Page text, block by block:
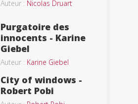
Auteur : Nicolas Druart
Purgatoire des
innocents - Karine
Giebel
Auteur : Karine Giebel
City of windows -
Robert Pobi